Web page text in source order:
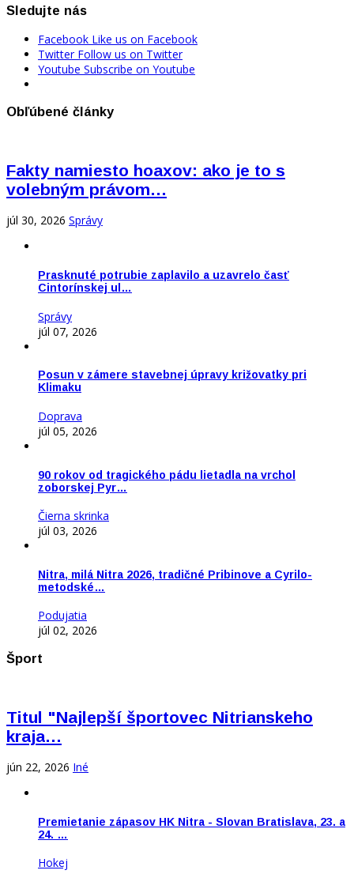
Sledujte nás
Facebook Like us on Facebook
Twitter Follow us on Twitter
Youtube Subscribe on Youtube
Obľúbené články
Fakty namiesto hoaxov: ako je to s
volebným právom…
júl 30, 2026 Správy
Prasknuté potrubie zaplavilo a uzavrelo časť
Cintorínskej ul…
Správy
júl 07, 2026
Posun v zámere stavebnej úpravy križovatky pri
Klimaku
Doprava
júl 05, 2026
90 rokov od tragického pádu lietadla na vrchol
zoborskej Pyr…
Čierna skrinka
júl 03, 2026
Nitra, milá Nitra 2026, tradičné Pribinove a Cyrilo-
metodské…
Podujatia
júl 02, 2026
Šport
Titul "Najlepší športovec Nitrianskeho
kraja…
jún 22, 2026 Iné
Premietanie zápasov HK Nitra - Slovan Bratislava, 23. a
24. …
Hokej